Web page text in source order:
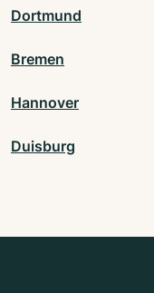
Dortmund
Bremen
Hannover
Duisburg